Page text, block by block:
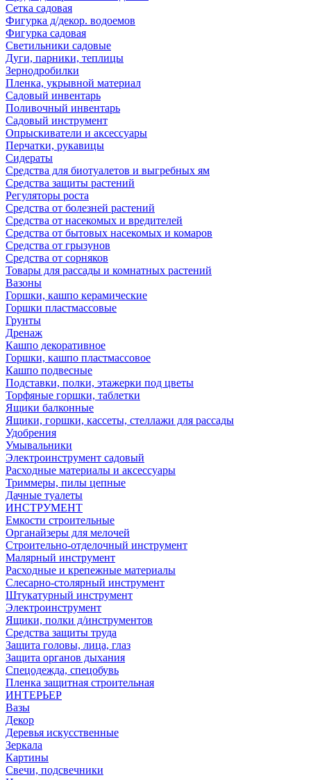
Сетка садовая
Фигурка д/декор. водоемов
Фигурка садовая
Светильники садовые
Дуги, парники, теплицы
Зернодробилки
Пленка, укрывной материал
Садовый инвентарь
Поливочный инвентарь
Садовый инструмент
Опрыскиватели и аксессуары
Перчатки, рукавицы
Сидераты
Средства для биотуалетов и выгребных ям
Средства защиты растений
Регуляторы роста
Средства от болезней растений
Средства от насекомых и вредителей
Средства от бытовых насекомых и комаров
Средства от грызунов
Средства от сорняков
Товары для рассады и комнатных растений
Вазоны
Горшки, кашпо керамические
Горшки пластмассовые
Грунты
Дренаж
Кашпо декоративное
Горшки, кашпо пластмассовое
Кашпо подвесные
Подставки, полки, этажерки под цветы
Торфяные горшки, таблетки
Ящики балконные
Ящики, горшки, кассеты, стеллажи для рассады
Удобрения
Умывальники
Электроинструмент садовый
Расходные материалы и аксессуары
Триммеры, пилы цепные
Дачные туалеты
ИНСТРУМЕНТ
Емкости строительные
Органайзеры для мелочей
Строительно-отделочный инструмент
Малярный инструмент
Расходные и крепежные материалы
Слесарно-столярный инструмент
Штукатурный инструмент
Электроинструмент
Ящики, полки д/инструментов
Средства защиты труда
Защита головы, лица, глаз
Защита органов дыхания
Спецодежда, спецобувь
Пленка защитная строительная
ИНТЕРЬЕР
Вазы
Декор
Деревья искусственные
Зеркала
Картины
Свечи, подсвечники